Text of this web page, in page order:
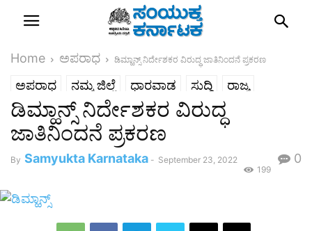
Home ಅಪರಾಧ ಡಿಮ್ಹಾನ್ಸ್ ನಿರ್ದೇಶಕರ ವಿರುದ್ಧ ಜಾತಿನಿಂದನೆ ಪ್ರಕರಣ
ಅಪರಾಧ ನಮ್ಮ ಜಿಲ್ಲೆ ಧಾರವಾಡ ಸುದ್ದಿ ರಾಜ್ಯ
ಡಿಮ್ಹಾನ್ಸ್ ನಿರ್ದೇಶಕರ ವಿರುದ್ಧ
ಜಾತಿನಿಂದನೆ ಪ್ರಕರಣ
By Samyukta Karnataka - September 23, 2022 0
199